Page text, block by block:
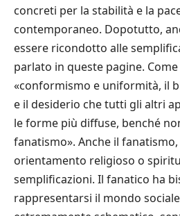
concreti per la stabilità e la
contemporaneo. Dopotutto,
essere ricondotto alle
parlato in queste pagine.
«conformismo e uniformità, il
e il desiderio che tutti gli altri
le forme più diffuse, benché
fanatismo». Anche il
orientamento religioso o
semplificazioni. Il fanatico ha
rappresentarsi il mondo